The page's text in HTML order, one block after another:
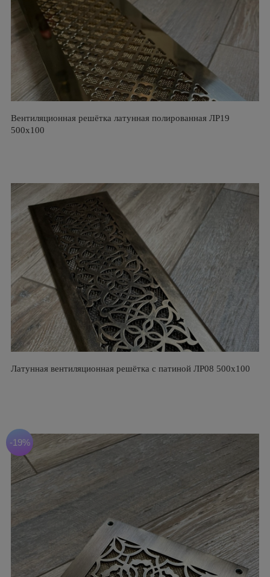
Вентиляционная решётка латунная полированная ЛР19
500х100
Латунная вентиляционная решётка с патиной ЛР08 500х100
-19%